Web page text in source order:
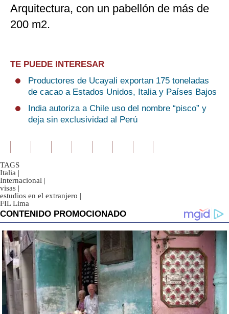
Arquitectura, con un pabellón de más de
200 m2.
TE PUEDE INTERESAR
Productores de Ucayali exportan 175 toneladas
de cacao a Estados Unidos, Italia y Países Bajos
India autoriza a Chile uso del nombre “pisco” y
deja sin exclusividad al Perú
TAGS
Italia |
Internacional |
visas |
estudios en el extranjero |
FIL Lima